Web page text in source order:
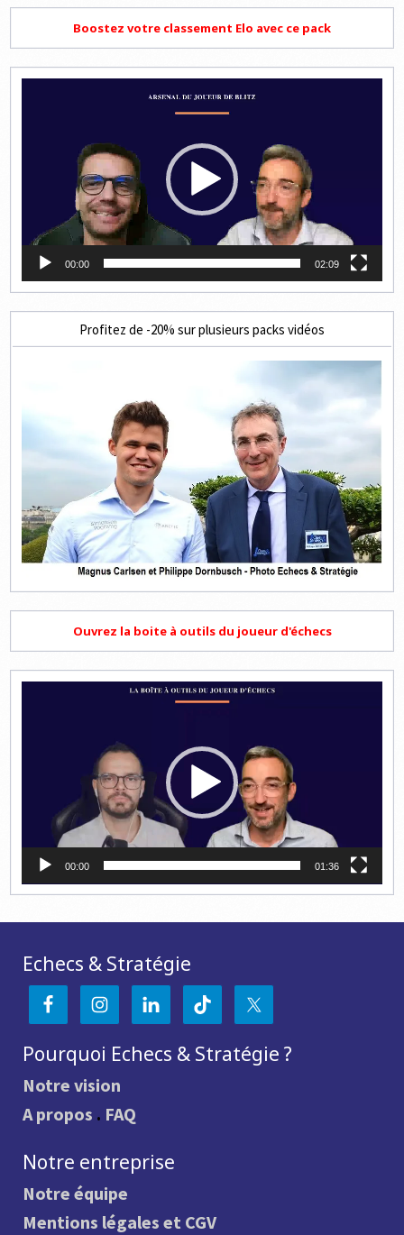
Boostez votre classement Elo avec ce pack
00:00 02:09
Profitez de -20% sur plusieurs packs vidéos
Ouvrez la boite à outils du joueur d'échecs
00:00 01:36
Echecs & Stratégie
Pourquoi Echecs & Stratégie ?
Notre vision
A propos . FAQ
Notre entreprise
Notre équipe
Mentions légales et CGV